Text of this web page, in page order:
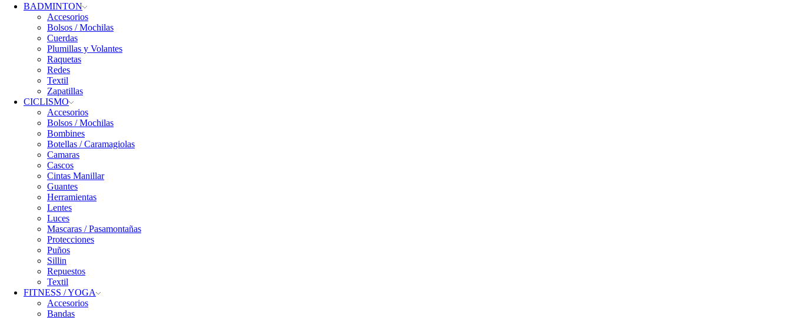
BADMINTON
Accesorios
Bolsos / Mochilas
Cuerdas
Plumillas y Volantes
Raquetas
Redes
Textil
Zapatillas
CICLISMO
Accesorios
Bolsos / Mochilas
Bombines
Botellas / Caramagiolas
Camaras
Cascos
Cintas Manillar
Guantes
Herramientas
Lentes
Luces
Mascaras / Pasamontañas
Protecciones
Puños
Sillin
Repuestos
Textil
FITNESS / YOGA
Accesorios
Bandas